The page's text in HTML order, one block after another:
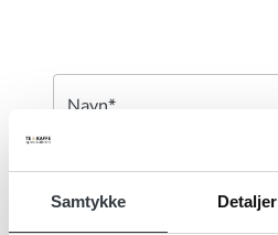
Samtykke Detaljer
Navn*
Firma*